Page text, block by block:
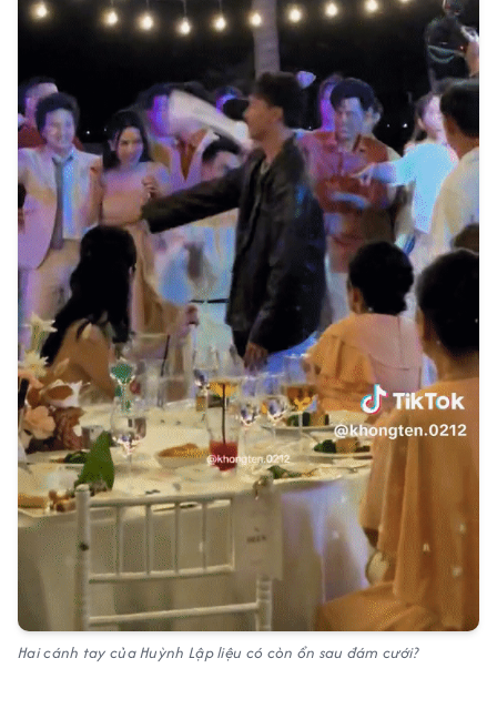
Hai cánh tay của Huỳnh Lập liệu có còn ổn sau đám cưới?